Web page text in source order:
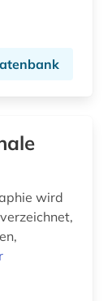
wird